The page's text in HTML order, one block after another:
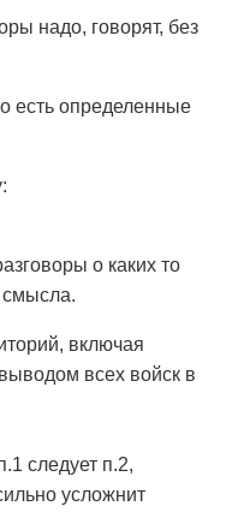
надо, говорят, без
есть определенные
о каких то
смысла.
включая
всех войск в
следует п.2,
усложнит